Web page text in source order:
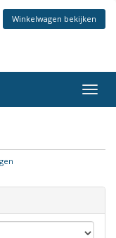
Winkelwagen bekijken